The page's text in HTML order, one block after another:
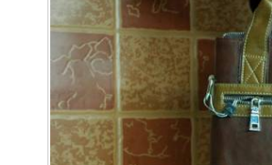
Bao da Samsung